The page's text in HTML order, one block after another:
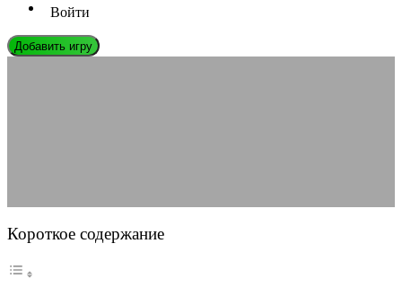
Войти
Добавить игру
Короткое содержание